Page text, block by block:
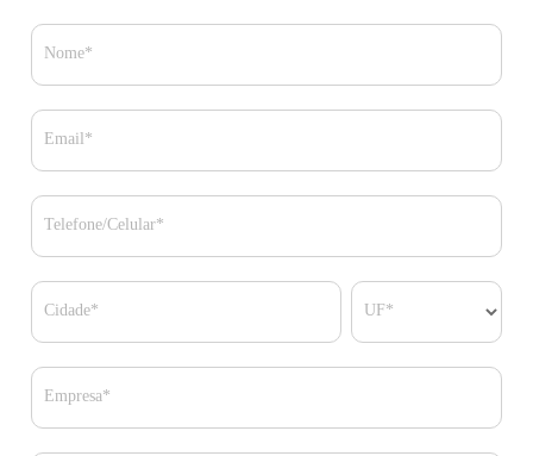
Nome*
Email*
Telefone/Celular*
Cidade* UF*
Empresa*